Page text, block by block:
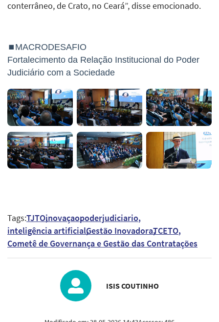
conterrâneo, de Crato, no Ceará”, disse emocionado.
⏹MACRODESAFIO
Fortalecimento da Relação Institucional do Poder
Judiciário com a Sociedade
Tags:TJTOinovaçaopoderjudiciario
inteligência artificialGestão InovadoraTCETO
Cometê de Governança e Gestão das Contratações
ISIS COUTINHO